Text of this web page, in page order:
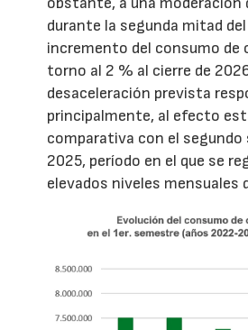
durante la segunda mitad
incremento del consumo de
torno al 2 % al cierre de
desaceleración prevista
principalmente, al efecto
comparativa con el segundo
2025, período en el que se
elevados niveles mensuales